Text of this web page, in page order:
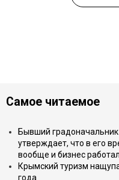
Самое читаемое
Бывший
утверждает, что в его
вообще и бизнес
Крымский туризм
года